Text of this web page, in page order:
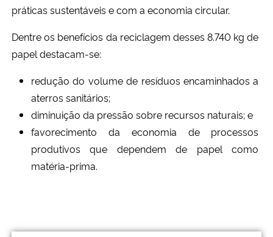
práticas sustentáveis e com a economia circular.
Dentre os benefícios da reciclagem desses 8.740 kg de
papel destacam-se:
redução do volume de resíduos encaminhados a
aterros sanitários;
diminuição da pressão sobre recursos naturais; e
favorecimento da economia de processos
produtivos que dependem de papel como
matéria-prima.